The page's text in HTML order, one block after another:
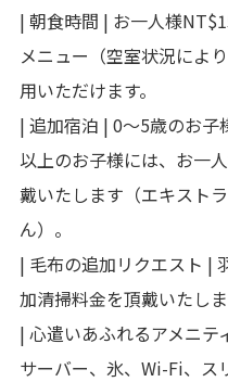
| 朝食時間 | お一人様
メニュー（空室状況によ
用いただけます。
| 追加宿泊 | 0～5歳のお子
以上のお子様には、お一
戴いたします（エキスト
ん）。
| 毛布の追加リクエスト |
加清掃料金を頂戴いたしま
| 心遣いあふれるアメニ
サーバー、氷、Wi-Fi、ス